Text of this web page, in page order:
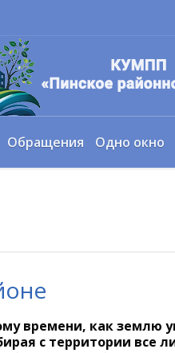
Обращения Одно окно
времени, как землю
с территории все